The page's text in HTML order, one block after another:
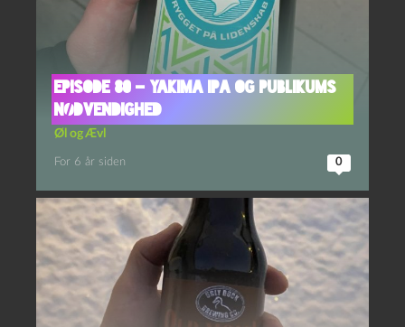
Episode 80 – Yakima IPA og Publikums
Nødvendighed
Øl og Ævl
For 6 år siden 0